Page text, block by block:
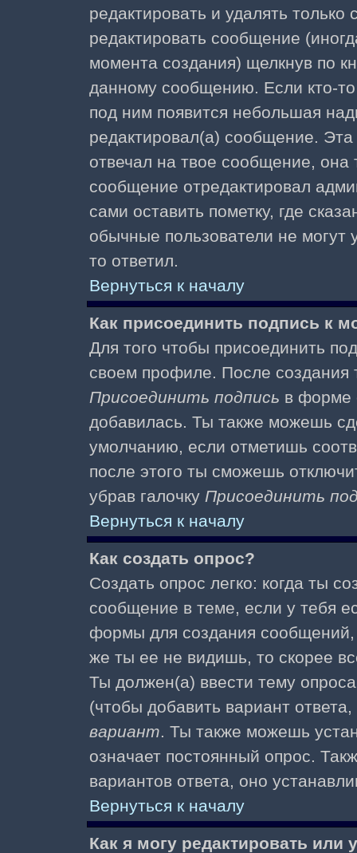
редактировать и удалять
редактировать сообщение
момента создания) щелкнув по
данному сообщению. Если кто-
под ним появится небольшая
редактировал(а) сообщение. Эта
отвечал на твое сообщение, она
сообщение отредактировал
сами оставить пометку, где
обычные пользователи не могут
то ответил.
Вернуться к началу
Как присоединить подпись к
Для того чтобы присоединить
своем профиле. После создания
Присоединить подпись в форме
добавилась. Ты также можешь
умолчанию, если отметишь
после этого ты сможешь
убрав галочку Присоединить
Вернуться к началу
Как создать опрос?
Создать опрос легко: когда ты
сообщение в теме, если у тебя
формы для создания
же ты ее не видишь, то скорее
Ты должен(а) ввести тему
(чтобы добавить вариант
вариант. Ты также можешь
означает постоянный опрос.
вариантов ответа, оно
Вернуться к началу
Как я могу редактировать или